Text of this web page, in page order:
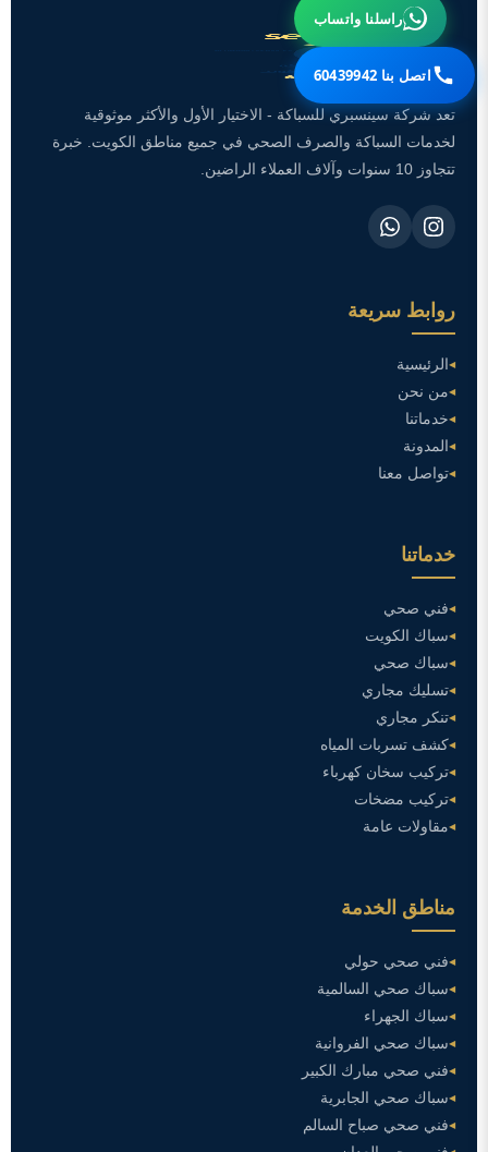
تعد شركة سينسبري للسباكة - الاختيار الأول والأكثر موثوقية
لخدمات السباكة والصرف الصحي في جميع مناطق الكويت. خبرة
تتجاوز 10 سنوات وآلاف العملاء الراضين.
روابط سريعة
الرئيسية
من نحن
خدماتنا
المدونة
تواصل معنا
خدماتنا
فني صحي
سباك الكويت
سباك صحي
تسليك مجاري
تنكر مجاري
كشف تسربات المياه
تركيب سخان كهرباء
تركيب مضخات
مقاولات عامة
مناطق الخدمة
فني صحي حولي
سباك صحي السالمية
سباك الجهراء
سباك صحي الفروانية
فني صحي مبارك الكبير
سباك صحي الجابرية
فني صحي صباح السالم
راسلنا واتساب
اتصل بنا 60439942